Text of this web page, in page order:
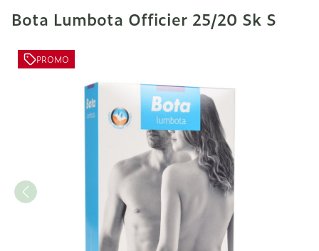
Bota Lumbota Officier 25/20 Sk S
PROMO